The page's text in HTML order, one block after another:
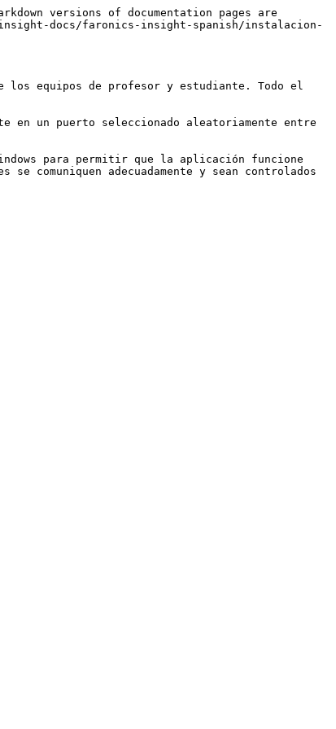
versions of documentation pages are
docs/faronics-insight-spanish/instalacion-
los equipos de profesor y estudiante. Todo el
un puerto seleccionado aleatoriamente entre
para permitir que la aplicación funcione
adecuadamente y sean controlados